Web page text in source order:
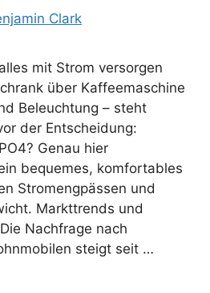
Clark
mit Strom versorgen
über Kaffeemaschine
Beleuchtung – steht
der Entscheidung:
Genau hier
bequemes, komfortables
Stromengpässen und
Markttrends und
Nachfrage nach
steigt seit …